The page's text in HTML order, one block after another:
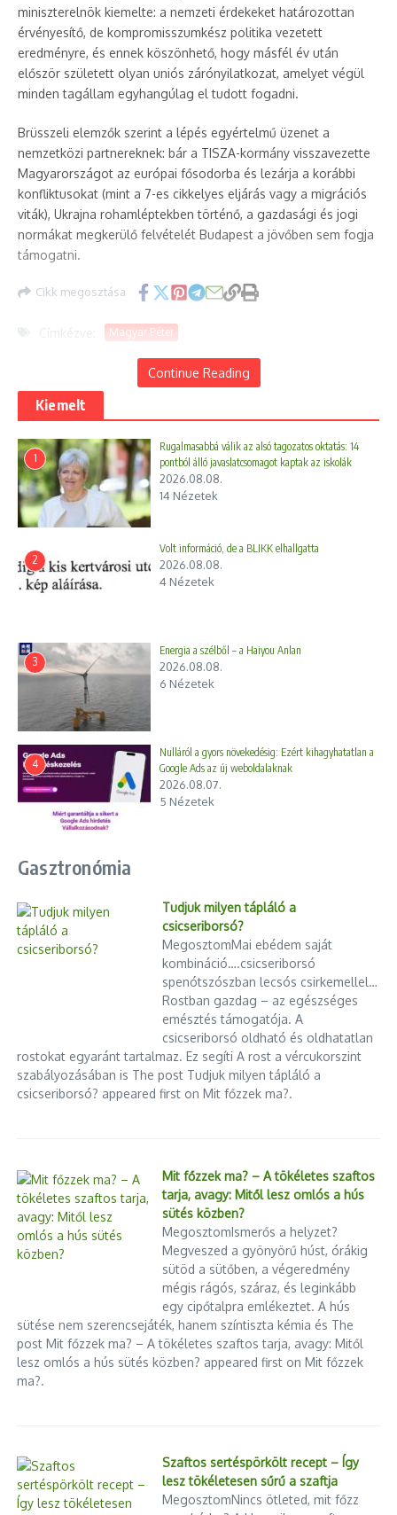
miniszterelnök kiemelte: a nemzeti érdekeket határozottan
érvényesítő, de kompromisszumkész politika vezetett
eredményre, és ennek köszönhető, hogy másfél év után
először született olyan uniós zárónyilatkozat, amelyet végül
minden tagállam egyhangúlag el tudott fogadni.
Brüsszeli elemzők szerint a lépés egyértelmű üzenet a
nemzetközi partnereknek: bár a TISZA-kormány visszavezette
Magyarországot az európai fősodorba és lezárja a korábbi
konfliktusokat (mint a 7-es cikkelyes eljárás vagy a migrációs
viták), Ukrajna rohamléptekben történő, a gazdasági és jogi
normákat megkerülő felvételét Budapest a jövőben sem fogja
támogatni.
Cikk megosztása
Címkézve: Magyar Péter
Előző
Moszkvai olajfinomító:
saját légvédelem vagy
Következő
Újabb „szivárogtatás”, régi
történet: ki gyártja valójában a
Tisz ...
2026.03.30.
2024.03.31.
Az én ünnepi beszédem
2024.12.30.
Putyint az AI helyettesíti?
2024.11.24.
A visszalépések mögötti térkép:
hol és miért hátrál a DK?
Continue Reading
Kiemelt
1
Rugalmasabbá válik az alsó tagozatos oktatás: 14
pontból álló javaslatcsomagot kaptak az iskolák
2026.08.08.
14 Nézetek
2
Volt információ, de a BLIKK elhallgatta
2026.08.08.
4 Nézetek
3
Energia a szélből – a Haiyou Anlan
2026.08.08.
6 Nézetek
4
Nulláról a gyors növekedésig: Ezért kihagyhatatlan a
Google Ads az új weboldalaknak
2026.08.07.
5 Nézetek
Gasztronómia
Tudjuk milyen tápláló a
csicseriborsó?
MegosztomMai ebédem saját
kombináció….csicseriborsó
spenótszószban lecsós csirkemellel…
Rostban gazdag – az egészséges
emésztés támogatója. A
csicseriborsó oldható és oldhatatlan
rostokat egyaránt tartalmaz. Ez segíti A rost a vércukorszint
szabályozásában is The post Tudjuk milyen tápláló a
csicseriborsó? appeared first on Mit főzzek ma?.
Mit főzzek ma? – A tökéletes szaftos
tarja, avagy: Mitől lesz omlós a hús
sütés közben?
MegosztomIsmerős a helyzet?
Megveszed a gyönyörű húst, órákig
sütöd a sütőben, a végeredmény
mégis rágós, száraz, és leginkább
egy cipőtalpra emlékeztet. A hús
sütése nem szerencsejáték, hanem színtiszta kémia és The
post Mit főzzek ma? – A tökéletes szaftos tarja, avagy: Mitől
lesz omlós a hús sütés közben? appeared first on Mit főzzek
ma?.
Szaftos sertéspörkölt recept – Így
lesz tökéletesen sűrű a szaftja
MegosztomNincs ötleted, mit főzz